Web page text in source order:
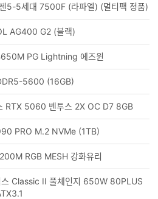
5-5세대 7500F (라파엘) (멀티팩 정품)
AG400 G2 (블랙)
PG Lightning 에즈윈
5600 (16GB)
RTX 5060 벤투스 2X OC D7 8GB
PRO M.2 NVMe (1TB)
RGB MESH 강화유리
스 Classic II 풀체인지 650W 80PLUS